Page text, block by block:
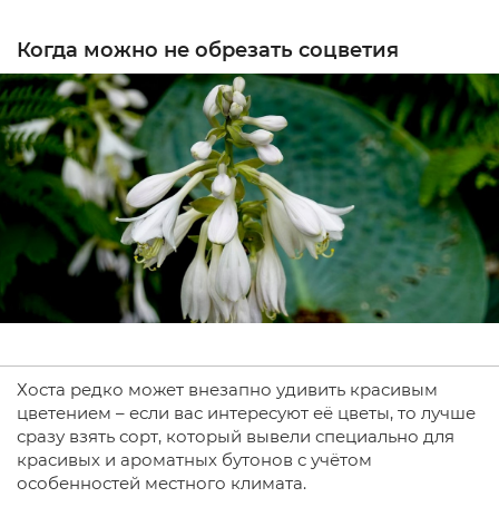
Когда можно не обрезать соцветия
Хоста редко может внезапно удивить красивым
цветением – если вас интересуют её цветы, то лучше
сразу взять сорт, который вывели специально для
красивых и ароматных бутонов с учётом
особенностей местного климата.